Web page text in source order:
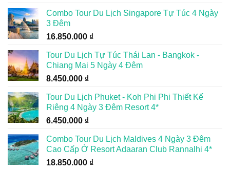
Combo Tour Du Lịch Singapore Tự Túc 4 Ngày
3 Đêm
16.850.000 ₫
Tour Du Lịch Tự Túc Thái Lan - Bangkok -
Chiang Mai 5 Ngày 4 Đêm
8.450.000 ₫
Tour Du Lịch Phuket - Koh Phi Phi Thiết Kế
Riêng 4 Ngày 3 Đêm Resort 4*
6.450.000 ₫
Combo Tour Du Lịch Maldives 4 Ngày 3 Đêm
Cao Cấp Ở Resort Adaaran Club Rannalhi 4*
18.850.000 ₫